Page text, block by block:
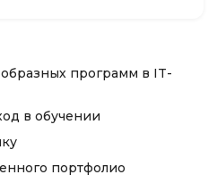
программ в IT-
в обучении
портфолио